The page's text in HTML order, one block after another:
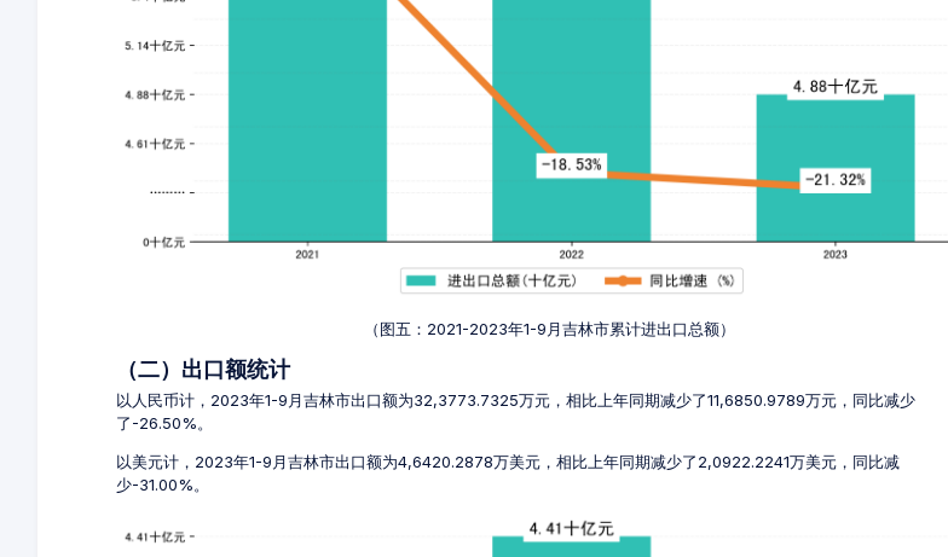
（图五：2021-2023年1-9月吉林市累计进出口总额）
（二）出口额统计
以人民币计，2023年1-9月吉林市出口额为32,3773.7325万元，相比上年同期减少了11,6850.9789万元，同比减少
了-26.50%。
以美元计，2023年1-9月吉林市出口额为4,6420.2878万美元，相比上年同期减少了2,0922.2241万美元，同比减
少-31.00%。